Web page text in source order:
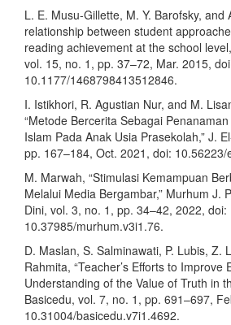
L. E. Musu-Gillette, M. Y. Barofsky, and
relationship between student
reading achievement at the school
vol. 15, no. 1, pp. 37–72, Mar. 2015,
10.1177/1468798413512846.
I. Istikhori, R. Agustian Nur, and M.
“Metode Bercerita Sebagai
Islam Pada Anak Usia Prasekolah,” J.
pp. 167–184, Oct. 2021, doi: 10.56223/
M. Marwah, “Stimulasi Kemampuan
Melalui Media Bergambar,” Murhum J.
Dini, vol. 3, no. 1, pp. 34–42, 2022, doi:
10.37985/murhum.v3i1.76.
D. Maslan, S. Salminawati, P. Lubis, Z.
Rahmita, “Teacher’s Efforts to Improve
Understanding of the Value of Truth in
Basicedu, vol. 7, no. 1, pp. 691–697,
10.31004/basicedu.v7i1.4692.